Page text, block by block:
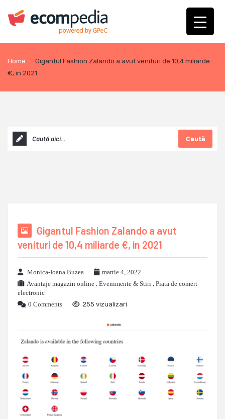
Home - Gigantul Fashion Zalando a avut venituri de 10,4 miliarde
€, in 2021
Caută
Gigantul Fashion Zalando a avut
venituri de 10,4 miliarde €, in 2021
Monica-Ioana Buzea
martie 4, 2022
Avantaje magazin online , Evenimente & Stiri , Piata de comert
electronic
0 Comments
255 vizualizari